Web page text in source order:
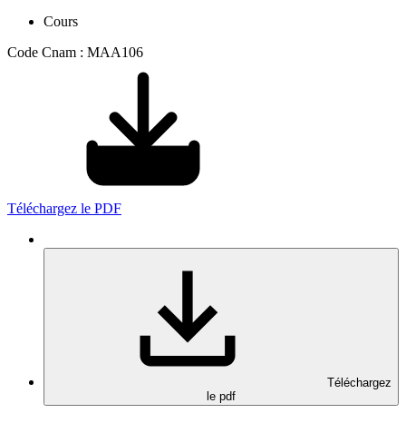
Cours
Code Cnam : MAA106
Téléchargez le PDF
Téléchargez
le pdf